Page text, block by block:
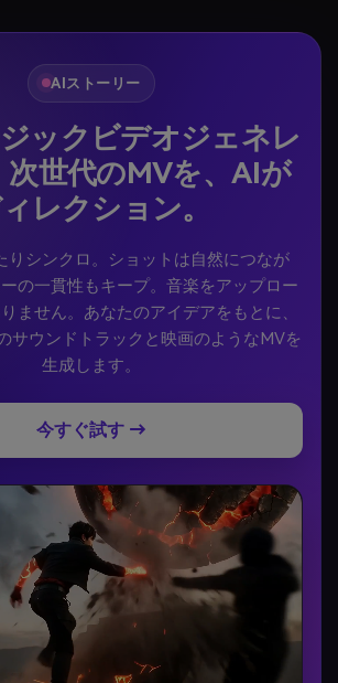
AIストーリー
ックビデオジェネレ
次世代のMVを、AIが
レクション。
りシンクロ。ショットは自然につなが
の一貫性もキープ。音楽をアップロー
ません。あなたのアイデアをもとに、
サウンドトラックと映画のようなMVを
生成します。
今すぐ試す →